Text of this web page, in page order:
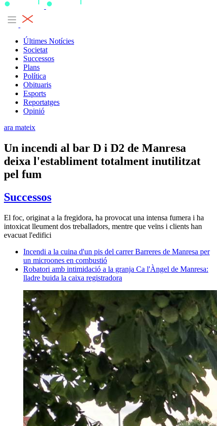
Últimes Notícies
Societat
Successos
Plans
Política
Obituaris
Esports
Reportatges
Opinió
ara mateix
Un incendi al bar D i D2 de Manresa
deixa l'establiment totalment inutilitzat
pel fum
Successos
El foc, originat a la fregidora, ha provocat una intensa fumera i ha
intoxicat lleument dos treballadors, mentre que veïns i clients han
evacuat l'edifici
Incendi a la cuina d'un pis del carrer Barreres de Manresa per
un microones en combustió
Robatori amb intimidació a la granja Ca l'Àngel de Manresa:
lladre buida la caixa registradora